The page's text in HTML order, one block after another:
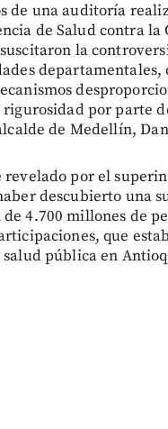
de una auditoría
de Salud contra la
la
departamentales,
rigurosidad por parte
de Medellín,
por el
descubierto una
4.700 millones de
que
salud pública en